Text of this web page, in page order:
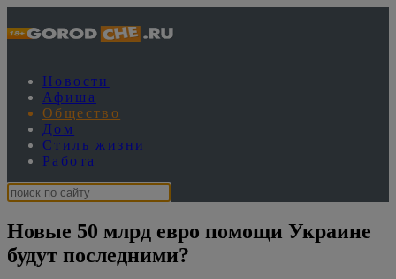
Новости
Афиша
Общество
Дом
Стиль жизни
Работа
Новые 50 млрд евро помощи Украине
будут последними?